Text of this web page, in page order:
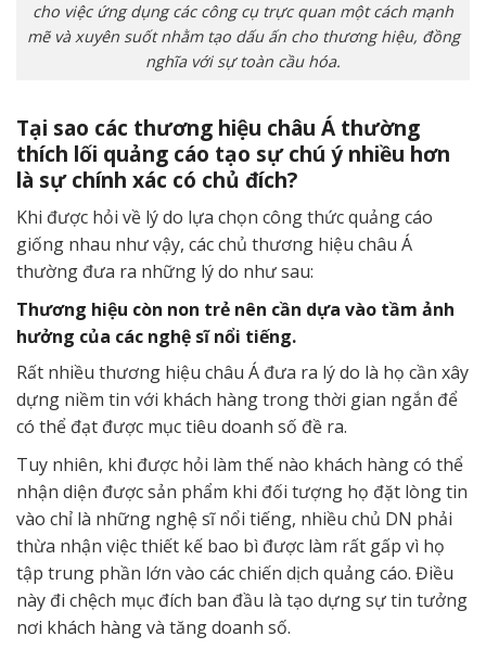
cho việc ứng dụng các công cụ trực quan một cách mạnh
mẽ và xuyên suốt nhằm tạo dấu ấn cho thương hiệu, đồng
nghĩa với sự toàn cầu hóa.
Tại sao các thương hiệu châu Á thường
thích lối quảng cáo tạo sự chú ý nhiều hơn
là sự chính xác có chủ đích?
Khi được hỏi về lý do lựa chọn công thức quảng cáo
giống nhau như vậy, các chủ thương hiệu châu Á
thường đưa ra những lý do như sau:
Thương hiệu còn non trẻ nên cần dựa vào tầm ảnh
hưởng của các nghệ sĩ nổi tiếng.
Rất nhiều thương hiệu châu Á đưa ra lý do là họ cần xây
dựng niềm tin với khách hàng trong thời gian ngắn để
có thể đạt được mục tiêu doanh số đề ra.
Tuy nhiên, khi được hỏi làm thế nào khách hàng có thể
nhận diện được sản phẩm khi đối tượng họ đặt lòng tin
vào chỉ là những nghệ sĩ nổi tiếng, nhiều chủ DN phải
thừa nhận việc thiết kế bao bì được làm rất gấp vì họ
tập trung phần lớn vào các chiến dịch quảng cáo. Điều
này đi chệch mục đích ban đầu là tạo dựng sự tin tưởng
nơi khách hàng và tăng doanh số.